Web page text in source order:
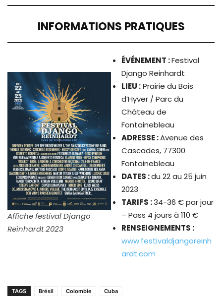
INFORMATIONS PRATIQUES
Affiche festival Django
Reinhardt 2023
ÉVÉNEMENT :Festival
Django Reinhardt
LIEU :Prairie du Bois
d’Hyver / Parc du
Château de
Fontainebleau
ADRESSE :Avenue des
Cascades, 77300
Fontainebleau
DATES :du 22 au 25 juin
2023
TARIFS :34-36 €par jour
– Pass 4 jours à 110 €
RENSEIGNEMENTS :
www.festivaldjangoreinh
ardt.com
TAGS Brésil Colombie Cuba